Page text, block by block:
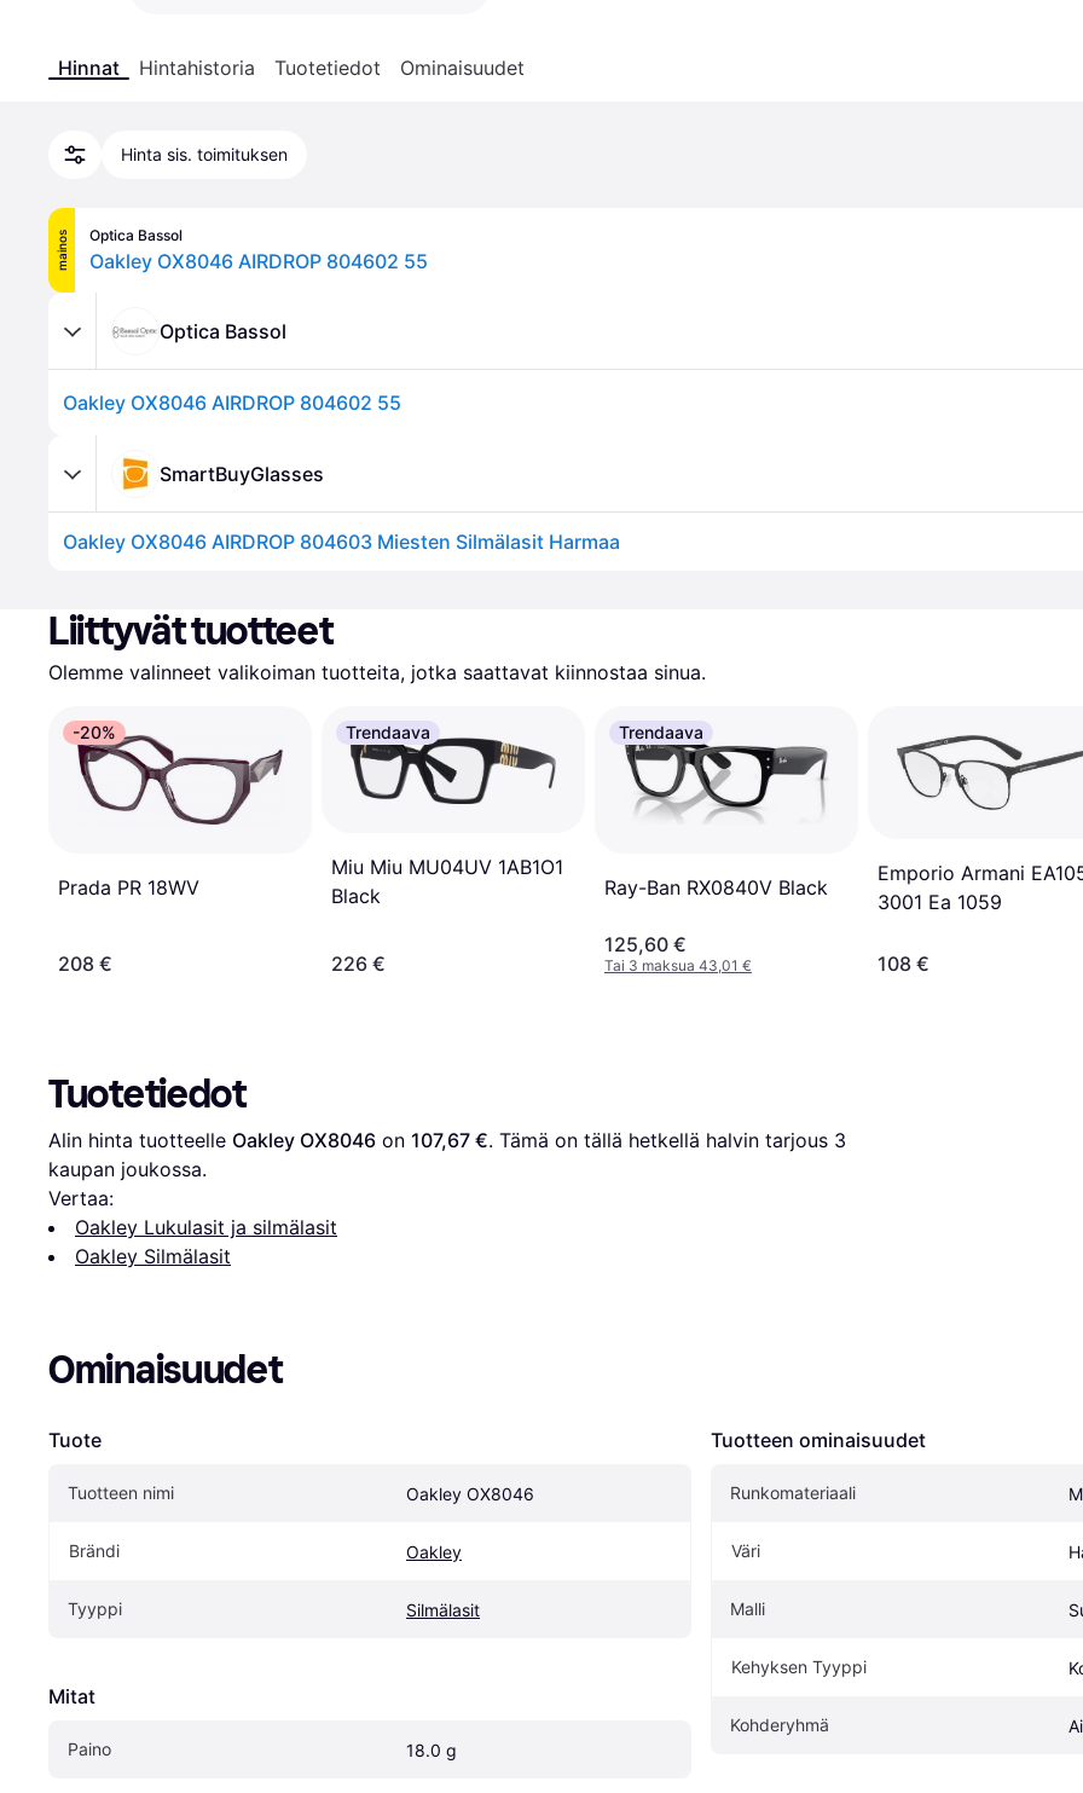
Hinnat Hintahistoria Tuotetiedot Ominaisuudet
Hinta sis. toimituksen
mainos Optica Bassol
Oakley OX8046 AIRDROP 804602 55
Optica Bassol
Oakley OX8046 AIRDROP 804602 55
SmartBuyGlasses
Oakley OX8046 AIRDROP 804603 Miesten Silmälasit Harmaa
Liittyvät tuotteet
Olemme valinneet valikoiman tuotteita, jotka saattavat kiinnostaa sinua.
-20%
Prada PR 18WV
208 €
Trendaava
Miu Miu MU04UV 1AB1O1
Black
226 €
Trendaava
Ray-Ban RX0840V Black
125,60 €
Tai 3 maksua 43,01 €
Emporio Armani
3001 Ea 1059
108 €
Tuotetiedot
Alin hinta tuotteelle Oakley OX8046 on 107,67 €. Tämä on tällä hetkellä halvin tarjous 3
kaupan joukossa.
Vertaa:
Oakley Lukulasit ja silmälasit
Oakley Silmälasit
Ominaisuudet
Tuote
Tuotteen nimi Oakley OX8046
Brändi Oakley
Tyyppi Silmälasit
Mitat
Paino 18.0 g
Tuotteen ominaisuudet
Runkomateriaali
Väri
Malli
Kehyksen Tyyppi
Kohderyhmä